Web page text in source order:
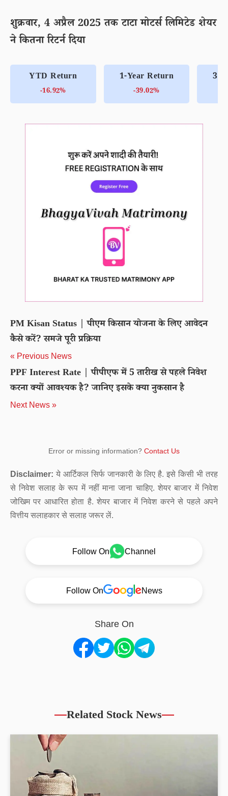
शुक्रवार, 4 अप्रैल 2025 तक टाटा मोटर्स लिमिटेड शेयर
ने कितना रिटर्न दिया
YTD Return
-16.92%
1-Year Return
-39.02%
3-
PM Kisan Status | पीएम किसान योजना के लिए आवेदन
कैसे करें? समजे पूरी प्रक्रिया
« Previous News
PPF Interest Rate | पीपीएफ में 5 तारीख से पहले निवेश
करना क्यों आवश्यक है? जानिए इसके क्या नुकसान है
Next News »
Error or missing information? Contact Us
Disclaimer: ये आर्टिकल सिर्फ जानकारी के लिए है. इसे किसी भी तरह
से निवेश सलाह के रूप में नहीं माना जाना चाहिए. शेयर बाजार में निवेश
जोखिम पर आधारित होता है. शेयर बाजार में निवेश करने से पहले अपने
वित्तीय सलाहकार से सलाह जरूर लें.
Follow On Channel
Follow On News
Share On
Related Stock News